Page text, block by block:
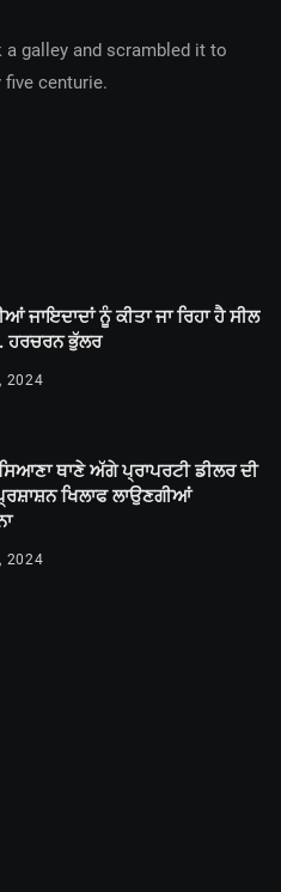
galley and scrambled it to
centurie.
ਜਾਇਦਾਦਾਂ ਨੂੰ ਕੀਤਾ ਜਾ ਰਿਹਾ ਹੈ ਸੀਲ
ਹਰਚਰਨ ਭੁੱਲਰ
2024
ਥਾਣੇ ਅੱਗੇ ਪ੍ਰਾਪਰਟੀ ਡੀਲਰ ਦੀ
ਖਿਲਾਫ ਲਾਉਣਗੀਆਂ
2024